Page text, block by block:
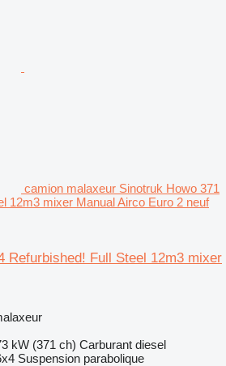
camion malaxeur Sinotruk Howo 371
12m3 mixer Manual Airco Euro 2 neuf
Refurbished! Full Steel 12m3 mixer
kW (371 ch) Carburant diesel
Suspension parabolique